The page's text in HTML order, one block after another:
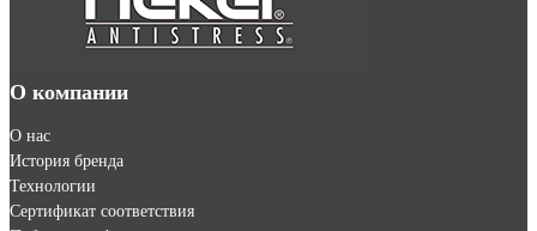
О компании
О нас
История бренда
Технологии
Сертификат соответствия